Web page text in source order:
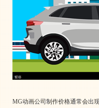
MG动画公司制作价格通常会出